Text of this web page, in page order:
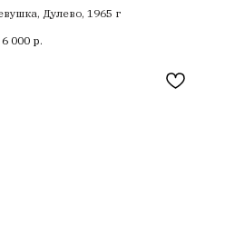
Дулево, 1965 г
6 000 р.